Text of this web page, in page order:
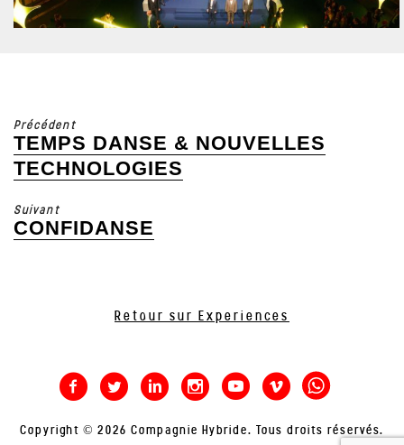
Précédent
Article
précédent
TEMPS DANSE & NOUVELLES
TECHNOLOGIES
Suivant
Article
CONFIDANSE
Retour sur Experiences
Copyright © 2026 Compagnie Hybride. Tous droits réservés.